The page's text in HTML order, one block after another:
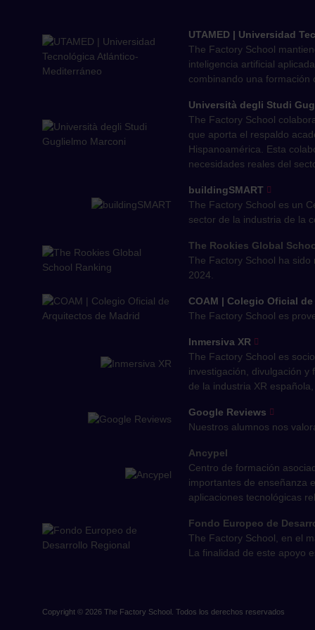
UTAMED | Universidad
The Factory School
inteligencia artificial
combinando una formación
Università degli Studi
The Factory School
que aporta el respaldo
Hispanoamérica. Esta
necesidades reales del
buildingSMART
The Factory School es un
sector de la industria de la
The Rookies Global
The Factory School ha sido
2024.
COAM | Colegio Oficial
The Factory School es
Inmersiva XR
The Factory School es
investigación, divulgación y
de la industria XR
Google Reviews
Nuestros alumnos nos
Ancypel
Centro de formación
importantes de enseñanza
aplicaciones tecnológicas
Fondo Europeo de
The Factory School, en el
La finalidad de este apoyo
Copyright © 2026 The Factory School. Todos los derechos reservados